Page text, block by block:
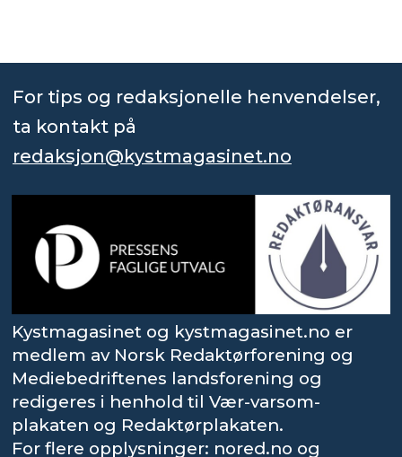
For tips og redaksjonelle henvendelser,
ta kontakt på
redaksjon@kystmagasinet.no
Kystmagasinet og kystmagasinet.no er
medlem av Norsk Redaktørforening og
Mediebedriftenes landsforening og
redigeres i henhold til Vær-varsom-
plakaten og Redaktørplakaten.
For flere opplysninger: nored.no og